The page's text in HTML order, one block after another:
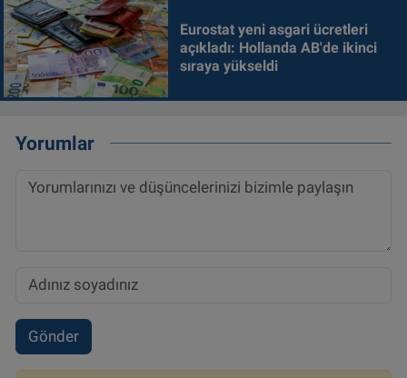
Eurostat yeni asgari ücretleri
açıkladı: Hollanda AB'de ikinci
sıraya yükseldi
Yorumlar
Gönder